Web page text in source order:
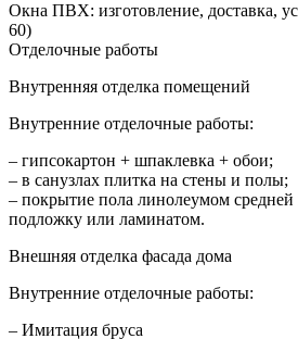
Окна ПВХ: изготовление, доставка,
60)
Отделочные работы
Внутренняя отделка помещений
Внутренние отделочные работы:
– гипсокартон + шпаклевка + обои;
– в санузлах плитка на стены и полы;
– покрытие пола линолеумом средней
подложку или ламинатом.
Внешняя отделка фасада дома
Внутренние отделочные работы:
– Имитация бруса